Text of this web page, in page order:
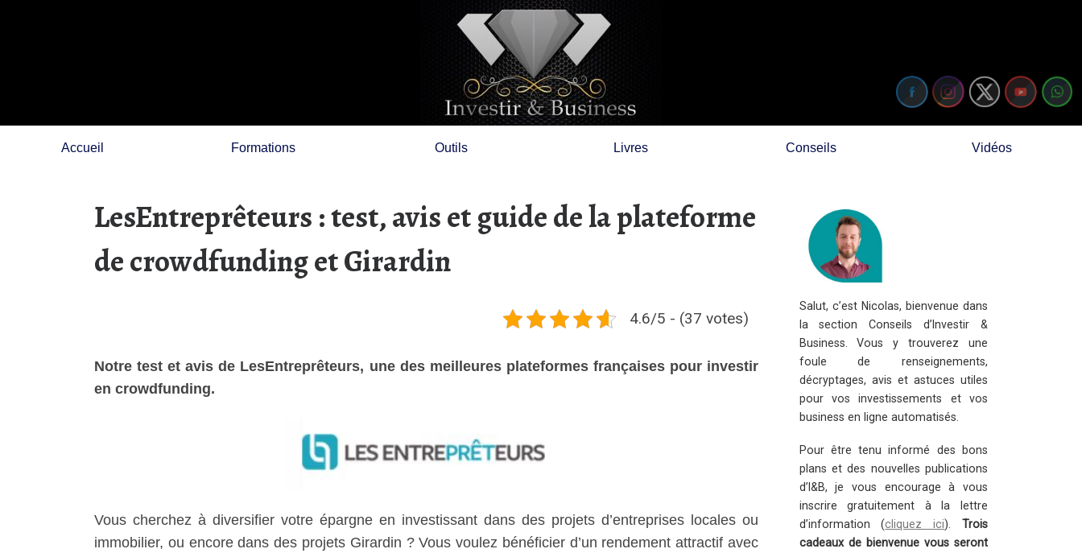
Accueil Formations Outils Livres Conseils Vidéos
LesEntreprêteurs : test, avis et guide de la plateforme
de crowdfunding et Girardin
4.6/5 - (37 votes)
Notre test et avis de LesEntreprêteurs, une des meilleures plateformes françaises pour investir
en crowdfunding.
Vous cherchez à diversifier votre épargne en investissant dans des projets d’entreprises locales ou
immobilier, ou encore dans des projets Girardin ? Vous voulez bénéficier d’un rendement attractif avec
Salut, c’est Nicolas, bienvenue dans
la section Conseils d’Investir &
Business. Vous y trouverez une
foule de renseignements,
décryptages, avis et astuces utiles
pour vos investissements et vos
business en ligne automatisés.
Pour être tenu informé des bons
plans et des nouvelles publications
d’I&B, je vous encourage à vous
inscrire gratuitement à la lettre
d’information (cliquez ici).Trois
cadeaux de bienvenue vous seront